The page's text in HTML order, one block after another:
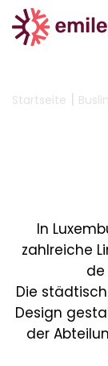
Startseite |
In
zahlreiche
de
Die
Design
der